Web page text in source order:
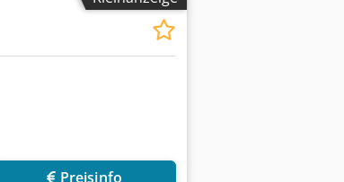
Preisinfo